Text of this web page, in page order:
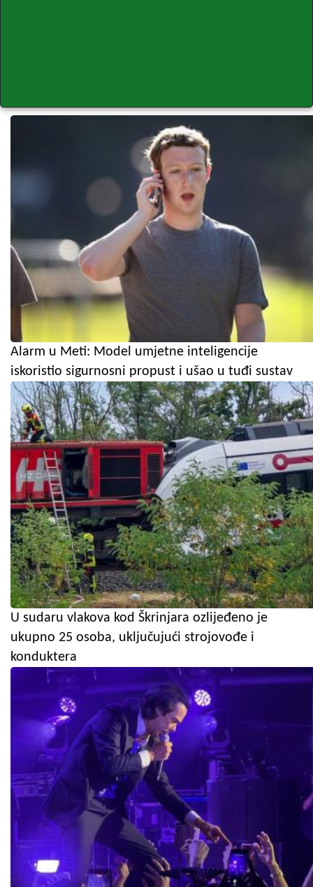
Alarm u Meti: Model umjetne inteligencije
iskoristio sigurnosni propust i ušao u tuđi sustav
U sudaru vlakova kod Škrinjara ozlijeđeno je
ukupno 25 osoba, uključujući strojovođe i
konduktera